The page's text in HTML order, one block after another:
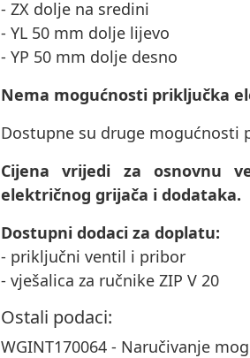
- ZX dolje na sredini
- YL 50 mm dolje lijevo
- YP 50 mm dolje desno
Nema mogućnosti priključka
Dostupne su druge mogućnosti
Cijena vrijedi za osnovnu
električnog grijača i dodataka.
Dostupni dodaci za doplatu:
- priključni ventil i pribor
- vješalica za ručnike ZIP V 20
Ostali podaci:
WGINT170064 - Naručivanje